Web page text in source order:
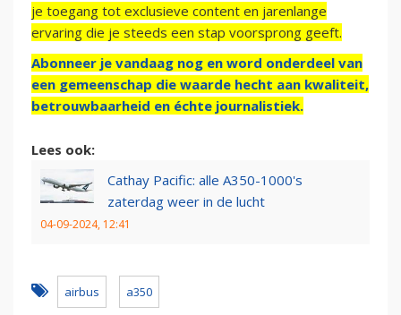
je toegang tot exclusieve content en jarenlange
ervaring die je steeds een stap voorsprong geeft.
Abonneer je vandaag nog en word onderdeel van
een gemeenschap die waarde hecht aan kwaliteit,
betrouwbaarheid en échte journalistiek.
Lees ook:
Cathay Pacific: alle A350-1000's
zaterdag weer in de lucht
04-09-2024, 12:41
airbus a350